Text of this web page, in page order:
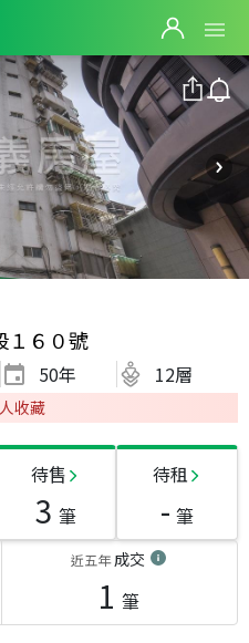
１６０號
50年 12層
人收藏
待售
3 筆
待租
- 筆
近五年成交
1 筆